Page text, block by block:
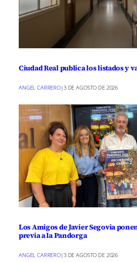
Ciudad Real publica los listados y
ANGEL CARRERO|3 DE AGOSTO DE 2026
Los Amigos de Javier Segovia
previa a la Pandorga
ANGEL CARRERO|3 DE AGOSTO DE 2026